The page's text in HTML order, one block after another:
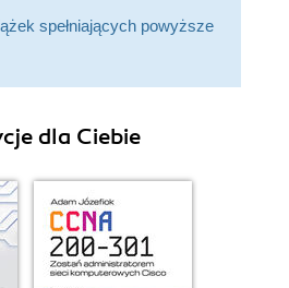
spełniających powyższe
dla Ciebie